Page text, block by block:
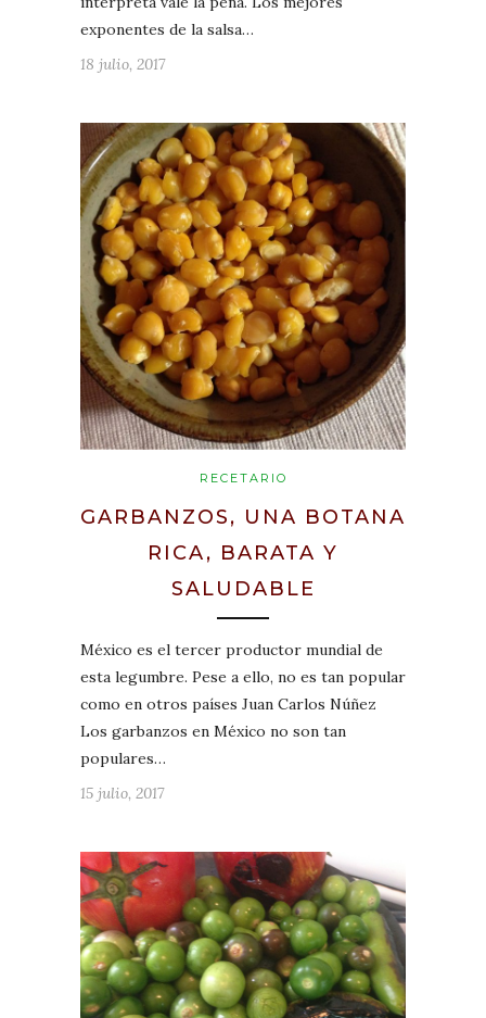
exponentes de la salsa…
18 julio, 2017
RECETARIO
GARBANZOS, UNA BOTANA
RICA, BARATA Y
SALUDABLE
México es el tercer productor mundial de
esta legumbre. Pese a ello, no es tan popular
como en otros países Juan Carlos Núñez
Los garbanzos en México no son tan
populares…
15 julio, 2017